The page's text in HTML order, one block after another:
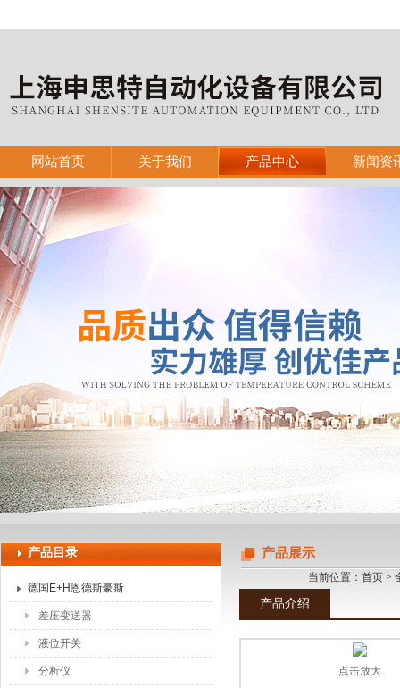
上海申思特自动化设备有限公司
网站首页 关于我们 产品中心 新闻资
产品目录
德国E+H恩德斯豪斯
差压变送器
液位开关
分析仪
产品展示
当前位置： 首页 >
产品介绍
点击放大